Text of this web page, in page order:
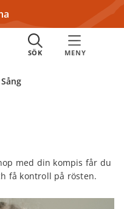
Sång
med din kompis får du
få kontroll på rösten.